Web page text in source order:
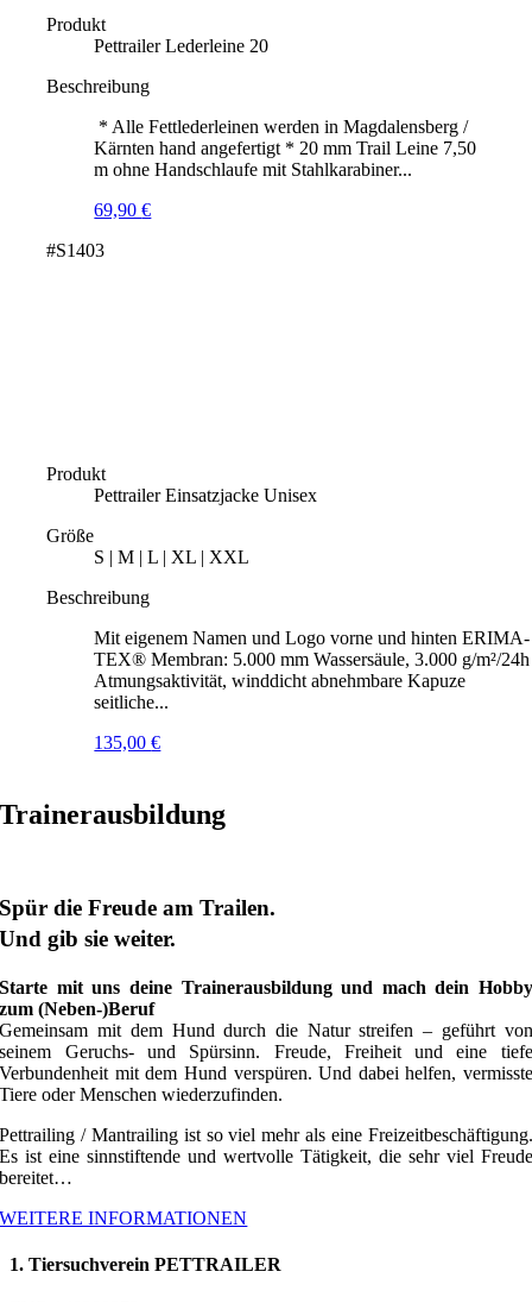
Produkt
Pettrailer Lederleine 20
Beschreibung
* Alle Fettlederleinen werden in Magdalensberg /
Kärnten hand angefertigt * 20 mm Trail Leine 7,50
m ohne Handschlaufe mit Stahlkarabiner...
69,90€
#S1403
Produkt
Pettrailer Einsatzjacke Unisex
Größe
S | M | L | XL | XXL
Beschreibung
Mit eigenem Namen und Logo vorne und hinten ERIMA-
TEX® Membran: 5.000 mm Wassersäule, 3.000 g/m²/24h
Atmungsaktivität, winddicht abnehmbare Kapuze
seitliche...
135,00€
Trainerausbildung
Spür die Freude am Trailen.
Und gib sie weiter.
Starte mit uns deine Trainerausbildung und mach dein Hobby
zum (Neben-)Beruf
Gemeinsam mit dem Hund durch die Natur streifen – geführt von
seinem Geruchs- und Spürsinn. Freude, Freiheit und eine tiefe
Verbundenheit mit dem Hund verspüren. Und dabei helfen, vermisste
Tiere oder Menschen wiederzufinden.
Pettrailing / Mantrailing ist so viel mehr als eine Freizeitbeschäftigung.
Es ist eine sinnstiftende und wertvolle Tätigkeit, die sehr viel Freude
bereitet…
WEITERE INFORMATIONEN
1. Tiersuchverein PETTRAILER